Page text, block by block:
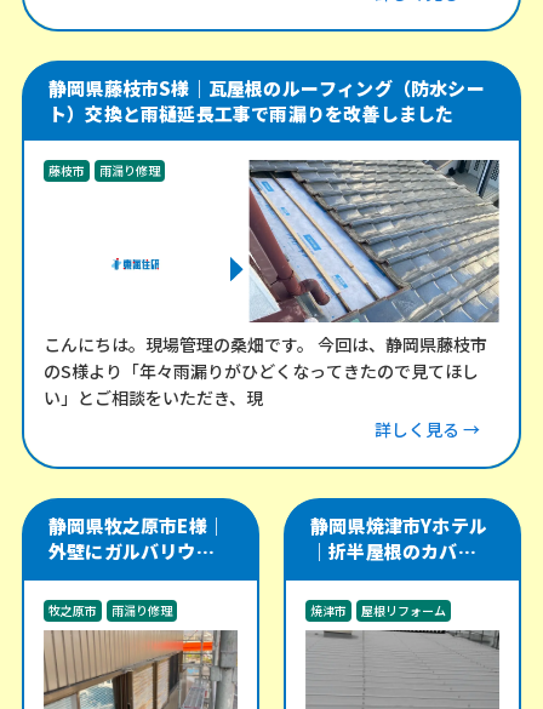
静岡県藤枝市S様｜瓦屋根のルーフィング（防水シー
ト）交換と雨樋延長工事で雨漏りを改善しました
藤枝市 雨漏り修理
こんにちは。現場管理の桑畑です。 今回は、静岡県藤枝市
のS様より「年々雨漏りがひどくなってきたので見てほし
い」とご相談をいただき、現
詳しく見る →
静岡県牧之原市E様｜
外壁にガルバリウム角
波を施工し、軒天・雨
樋・雨戸戸袋も改修
牧之原市
雨漏り修理
外装工事
静岡県焼津市Yホテル
｜折半屋根のカバー工
法をやり直し、雨漏り
リスクを改善した施工
事例
焼津市
屋根リフォーム
雨漏り修理